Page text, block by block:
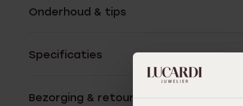
Onderhoud & tips
Specificaties
Bezorging & retourneren